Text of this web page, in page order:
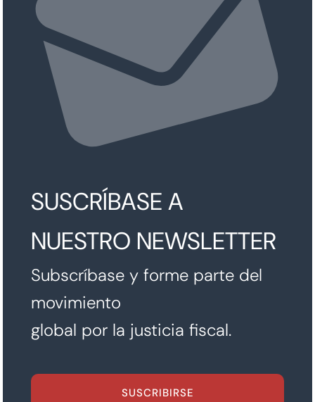
SUSCRÍBASE A
NUESTRO NEWSLETTER
Subscríbase y forme parte del
movimiento
global por la justicia fiscal.
SUSCRIBIRSE